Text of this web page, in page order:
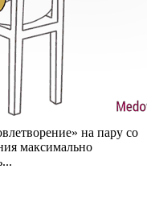
на пару со
максимально